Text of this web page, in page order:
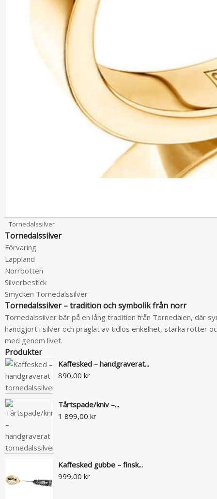
Tornedalssilver
Tornedalssilver
Förvaring
Lappland
Norrbotten
Silverbestick
Smycken Tornedalssilver
Tornedalssilver – tradition och symbolik från norr
Tornedalssilver bär på en lång tradition från Tornedalen, där
handgjort i silver och präglat av tidlös enkelhet, starka rötter
med genom livet.
Produkter
Kaffesked – handgraverat...
890,00 kr
Tårtspade/kniv –...
1 899,00 kr
Kaffesked gubbe – finsk...
999,00 kr